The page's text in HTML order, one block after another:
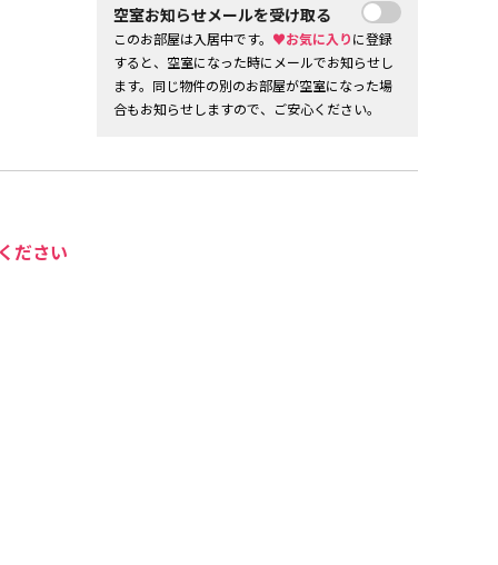
空室お知らせメールを受け取る
このお部屋は入居中です。 ♥お気に入りに登録
すると、空室になった時にメールでお知らせし
ます。同じ物件の別のお部屋が空室になった場
合もお知らせしますので、ご安心ください。
ださい